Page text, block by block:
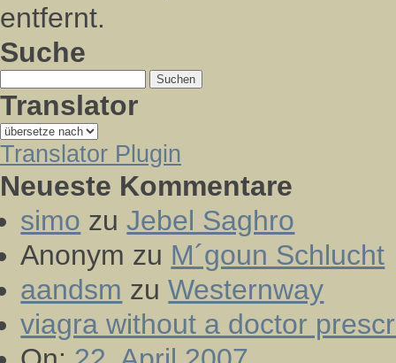
entfernt.
Suche
nach:
Translator
Translator Plugin
Neueste Kommentare
simo zuJebel Saghro
Anonym zu M´goun Schlucht
aandsm zuWesternway
viagra without a doctor